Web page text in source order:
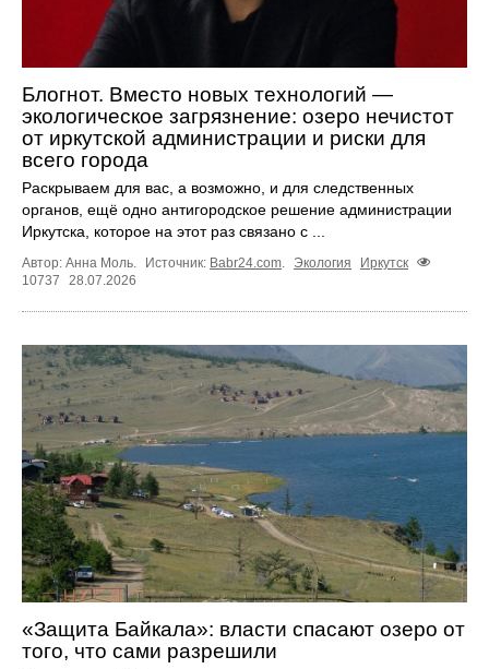
Блогнот. Вместо новых технологий —
экологическое загрязнение: озеро нечистот
от иркутской администрации и риски для
всего города
Раскрываем для вас, а возможно, и для следственных
органов, ещё одно антигородское решение администрации
Иркутска, которое на этот раз связано с ...
Автор: Анна Моль. Источник: Babr24.com. Экология
Иркутск
10737
28.07.2026
«Защита Байкала»: власти спасают озеро от
того, что сами разрешили